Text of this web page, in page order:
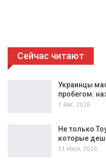
Сейчас читают
Украинцы
пробегом:
1 Авг, 2026
Не только
которые
31 Июл, 2026